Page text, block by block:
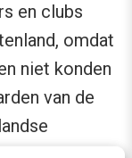
en clubs
omdat
niet konden
van de